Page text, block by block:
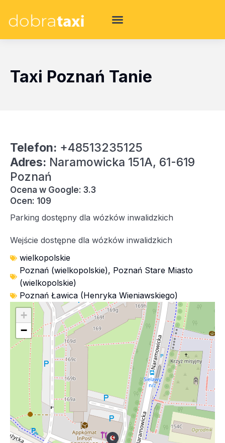
Taxi Poznań Tanie
Telefon: +48513235125
Adres: Naramowicka 151A, 61-619
Poznań
Ocena w Google: 3.3
Ocen: 109
Parking dostępny dla wózków inwalidzkich
Wejście dostępne dla wózków inwalidzkich
wielkopolskie
Poznań (wielkopolskie), Poznań Stare Miasto
(wielkopolskie)
Poznań Ławica (Henryka Wieniawskiego)
+
−